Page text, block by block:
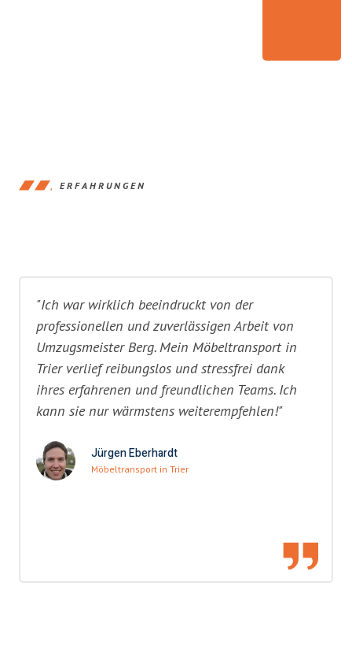
ERFAHRUNGEN
"Ich war wirklich beeindruckt von der
professionellen und zuverlässigen Arbeit von
Umzugsmeister Berg. Mein Möbeltransport in
Trier verlief reibungslos und stressfrei dank
ihres erfahrenen und freundlichen Teams. Ich
kann sie nur wärmstens weiterempfehlen!"
Jürgen Eberhardt
Möbeltransport in Trier